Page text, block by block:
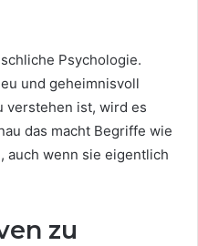
Psychologie.
und geheimnisvoll
verstehen ist, wird es
das macht Begriffe wie
auch wenn sie eigentlich
zu